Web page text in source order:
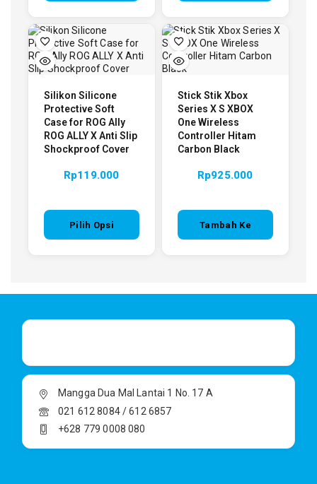
Silikon Silicone
Protective Soft
Case for ROG Ally
ROG ALLY X Anti Slip
Shockproof Cover
Rp119.000
Pilih Opsi
Stick Stik Xbox
Series X S XBOX
One Wireless
Controller Hitam
Carbon Black
Rp925.000
Tambah Ke
Mangga Dua Mal Lantai 1 No. 17 A
021 612 8084 / 612 6857
+628 779 0008 080